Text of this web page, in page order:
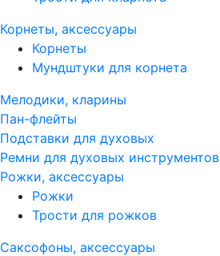
Корнеты, аксессуары
Корнеты
Мундштуки для корнета
Мелодики, кларины
Пан-флейты
Подставки для духовых
Ремни для духовых инструментов
Рожки, аксессуары
Рожки
Трости для рожков
Саксофоны, аксессуары